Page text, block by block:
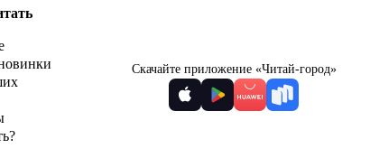
Скачайте приложение «Читай-город»